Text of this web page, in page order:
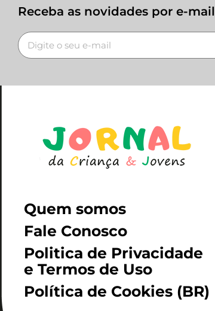
Receba as novidades por e-mail
Quem somos
Fale Conosco
Politica de Privacidade
e Termos de Uso
Política de Cookies (BR)